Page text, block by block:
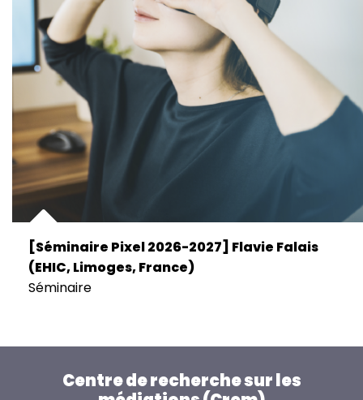
[Séminaire Pixel 2026-2027] Flavie Falais
(EHIC, Limoges, France)
Séminaire
Centre de recherche sur les